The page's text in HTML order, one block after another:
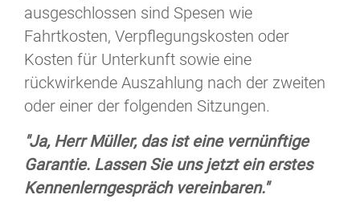
ausgeschlossen sind Spesen wie
Fahrtkosten, Verpflegungskosten oder
Kosten für Unterkunft sowie eine
rückwirkende Auszahlung nach der zweiten
oder einer der folgenden Sitzungen.
"Ja, Herr Müller, das ist eine vernünftige
Garantie. Lassen Sie uns jetzt ein erstes
Kennenlerngespräch vereinbaren."